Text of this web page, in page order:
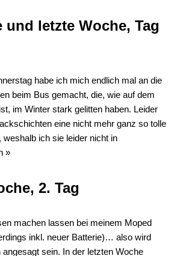
letzte Woche, Tag
habe ich mich endlich mal an die
beim Bus gemacht, die, wie auf dem
im Winter stark gelitten haben. Leider
eine nicht mehr ganz so tolle
ich sie leider nicht in
»
2. Tag
machen lassen bei meinem Moped
inkl. neuer Batterie)… also wird
sein. In der letzten Woche